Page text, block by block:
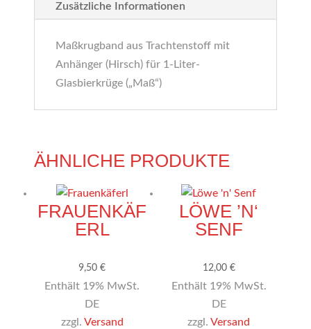
Zusätzliche Informationen
Maßkrugband aus Trachtenstoff mit
Anhänger (Hirsch) für 1-Liter-
Glasbierkrüge („Maß“)
ÄHNLICHE PRODUKTE
FRAUENKÄF
ERL
9,50€
Enthält 19% MwSt.
DE
zzgl. Versand
LÖWE ’N‘
SENF
12,00 €
Enthält 19% MwSt.
DE
zzgl.Versand